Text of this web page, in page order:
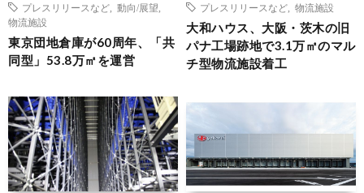
プレスリリースなど
動向/展望
物流施設
東京団地倉庫が60周年、「共
同型」53.8万㎡を運営
プレスリリースなど
物流施設
大和ハウス、大阪・茨木の旧
パナ工場跡地で3.1万㎡のマル
チ型物流施設着工